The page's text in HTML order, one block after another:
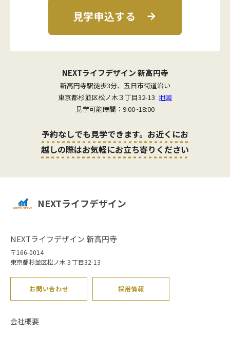
見学申込する
NEXTライフデザイン 新高円寺
新高円寺駅徒歩3分、五日市街道沿い
東京都杉並区松ノ木３丁目32-13 地図
見学可能時間：9:00~18:00
予約なしでも見学できます。お近くにお
越しの際はお気軽にお立ち寄りください
NEXTライフデザイン
NEXTライフデザイン 新高円寺
〒166-0014
東京都杉並区松ノ木３丁目32-13
お問い合わせ 採用情報
会社概要